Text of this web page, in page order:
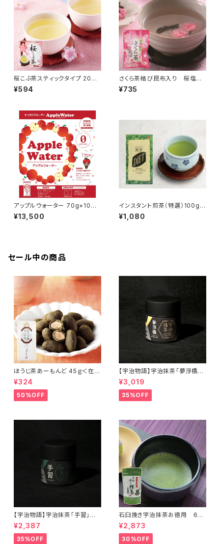
桜こぶ茶スティックタイプ 20本
入り
¥594
さくら茶結び昆布入り 桜塩漬2
5ｇ、昆布15本
¥735
アップルウォーター 70g×10袋
【インスタントドリンク】
¥13,500
インスタント煎茶（特選）100g
【インスタントティー】
¥1,080
セール中の商品
ほうじ茶あーもんど 45ｇ＜在庫
一掃セール！＞
¥324
50%OFF
【宇治物語】宇治抹茶「夢浮橋」
～おくみどりシングルオリジン＜
在庫一掃セール！＞
¥3,019
35%OFF
【宇治物語】宇治抹茶「手習」～
おくみどりシングルオリジン＜在
庫一掃セール！＞
¥2,387
35%OFF
石臼挽き宇治抹茶お徳用 60
ｇ＜在庫一掃セール！＞
¥2,873
30%OFF